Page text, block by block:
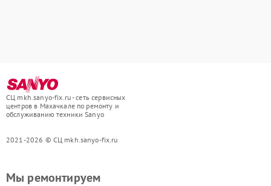
СЦ mkh.sanyo-fix.ru - сеть сервисных
центров в Махачкале по ремонту и
обслуживанию техники Sanyo
2021-2026 © СЦ mkh.sanyo-fix.ru
Мы ремонтируем